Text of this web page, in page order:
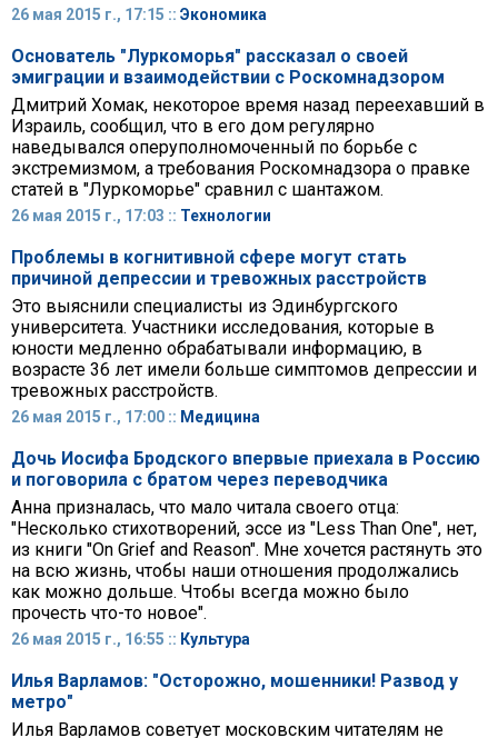
26 мая 2015 г., 17:15 :: Экономика
Основатель "Луркоморья" рассказал о своей
эмиграции и взаимодействии c Роскомнадзором
Дмитрий Хомак, некоторое время назад переехавший в
Израиль, сообщил, что в его дом регулярно
наведывался оперуполномоченный по борьбе с
экстремизмом, а требования Роскомнадзора о правке
статей в "Луркоморье" сравнил с шантажом.
26 мая 2015 г., 17:03 :: Технологии
Проблемы в когнитивной сфере могут стать
причиной депрессии и тревожных расстройств
Это выяснили специалисты из Эдинбургского
университета. Участники исследования, которые в
юности медленно обрабатывали информацию, в
возрасте 36 лет имели больше симптомов депрессии и
тревожных расстройств.
26 мая 2015 г., 17:00 :: Медицина
Дочь Иосифа Бродского впервые приехала в Россию
и поговорила с братом через переводчика
Анна призналась, что мало читала своего отца:
"Несколько стихотворений, эссе из "Less Than One", нет,
из книги "On Grief and Reason". Мне хочется растянуть это
на всю жизнь, чтобы наши отношения продолжались
как можно дольше. Чтобы всегда можно было
прочесть что-то новое".
26 мая 2015 г., 16:55 :: Культура
Илья Варламов: "Осторожно, мошенники! Развод у
метро"
Илья Варламов советует московским читателям не